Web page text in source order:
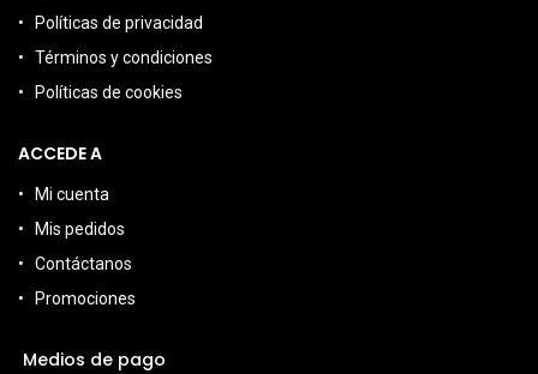
Políticas de privacidad
Términos y condiciones
Políticas de cookies
ACCEDE A
Mi cuenta
Mis pedidos
Contáctanos
Promociones
Medios de pago